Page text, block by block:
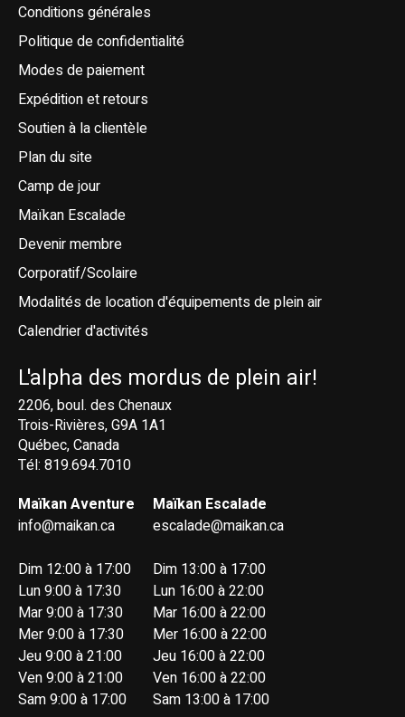
Conditions générales
Politique de confidentialité
Modes de paiement
Expédition et retours
Soutien à la clientèle
Plan du site
Camp de jour
Maïkan Escalade
Devenir membre
Corporatif/Scolaire
Modalités de location d'équipements de plein air
Calendrier d'activités
L'alpha des mordus de plein air!
2206, boul. des Chenaux
Trois-Rivières, G9A 1A1
Québec, Canada
Tél: 819.694.7010
Maïkan Aventure
info@maikan.ca
Dim 12:00 à 17:00
Lun 9:00 à 17:30
Mar 9:00 à 17:30
Mer 9:00 à 17:30
Jeu 9:00 à 21:00
Ven 9:00 à 21:00
Sam 9:00 à 17:00
Maïkan Escalade
escalade@maikan.ca
Dim 13:00 à 17:00
Lun 16:00 à 22:00
Mar 16:00 à 22:00
Mer 16:00 à 22:00
Jeu 16:00 à 22:00
Ven 16:00 à 22:00
Sam 13:00 à 17:00